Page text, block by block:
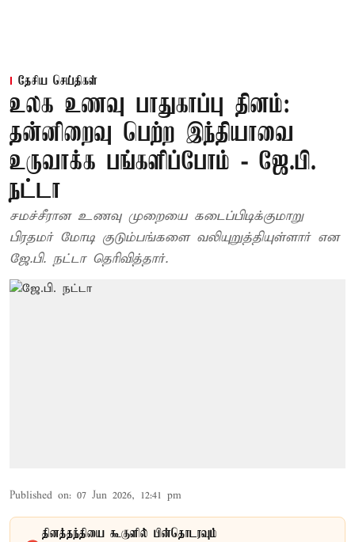
தேசிய செய்திகள்
உலக உணவு பாதுகாப்பு தினம்:
தன்னிறைவு பெற்ற இந்தியாவை
உருவாக்க பங்களிப்போம் - ஜே.பி.
நட்டா
சமச்சீரான உணவு முறையை கடைப்பிடிக்குமாறு
பிரதமர் மோடி குடும்பங்களை வலியுறுத்தியுள்ளார் என
ஜே.பி. நட்டா தெரிவித்தார்.
Published on: 07 Jun 2026, 12:41 pm
தினத்தந்தியை கூகுளில் பின்தொடரவும்